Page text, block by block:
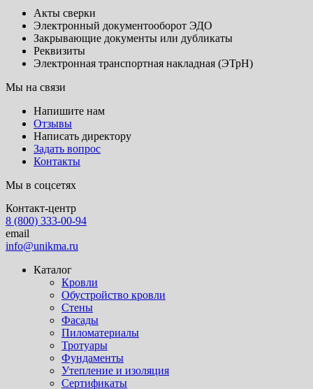
Акты сверки
Электронный документооборот ЭДО
Закрывающие документы или дубликаты
Реквизиты
Электронная транспортная накладная (ЭТрН)
Мы на связи
Напишите нам
Отзывы
Написать директору
Задать вопрос
Контакты
Мы в соцсетях
Контакт-центр
8 (800) 333-00-94
email
info@unikma.ru
Каталог
Кровли
Обустройство кровли
Стены
Фасады
Пиломатериалы
Тротуары
Фундаменты
Утепление и изоляция
Сертификаты